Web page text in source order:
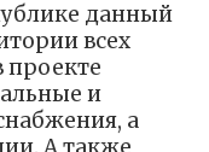
данный
всех
проекте
и
а